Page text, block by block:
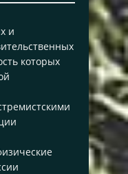
и
которых